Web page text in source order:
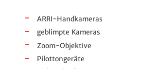
ARRI-Handkameras
geblimpte Kameras
Zoom-Objektive
Pilottongeräte